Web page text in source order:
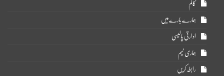
کالم
ہمارے بارے میں
ادارتی پالیسی
ہماری ٹیم
رابطہ کریں